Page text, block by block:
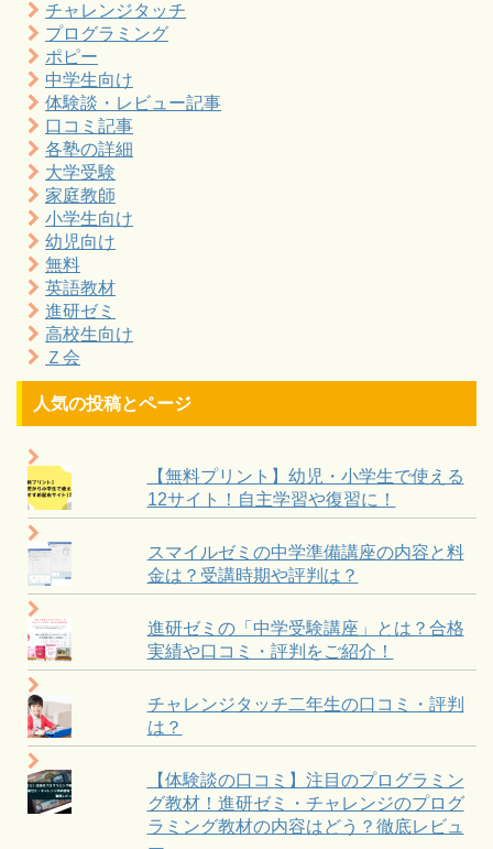
チャレンジタッチ
プログラミング
ポピー
中学生向け
体験談・レビュー記事
口コミ記事
各塾の詳細
大学受験
家庭教師
小学生向け
幼児向け
無料
英語教材
進研ゼミ
高校生向け
Ｚ会
人気の投稿とページ
【無料プリント】幼児・小学生で使える
12サイト！自主学習や復習に！
スマイルゼミの中学準備講座の内容と料
金は？受講時期や評判は？
進研ゼミの「中学受験講座」とは？合格
実績や口コミ・評判をご紹介！
チャレンジタッチ二年生の口コミ・評判
は？
【体験談の口コミ】注目のプログラミン
グ教材！進研ゼミ・チャレンジのプログ
ラミング教材の内容はどう？徹底レビュ